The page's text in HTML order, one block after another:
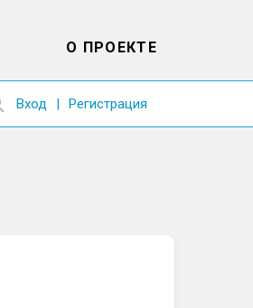
Вход Регистрация
О ПРОЕКТЕ